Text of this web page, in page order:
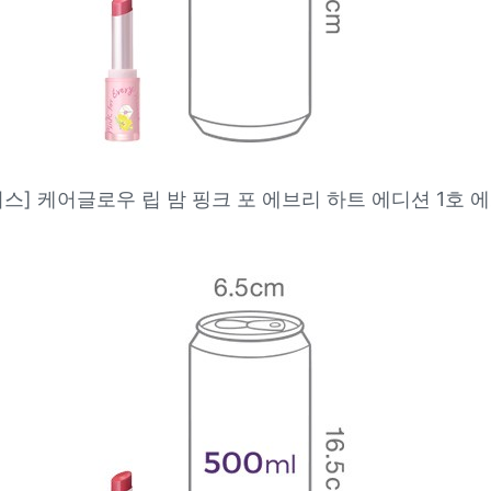
] 케어글로우 립 밤 핑크 포 에브리 하트 에디션 1호